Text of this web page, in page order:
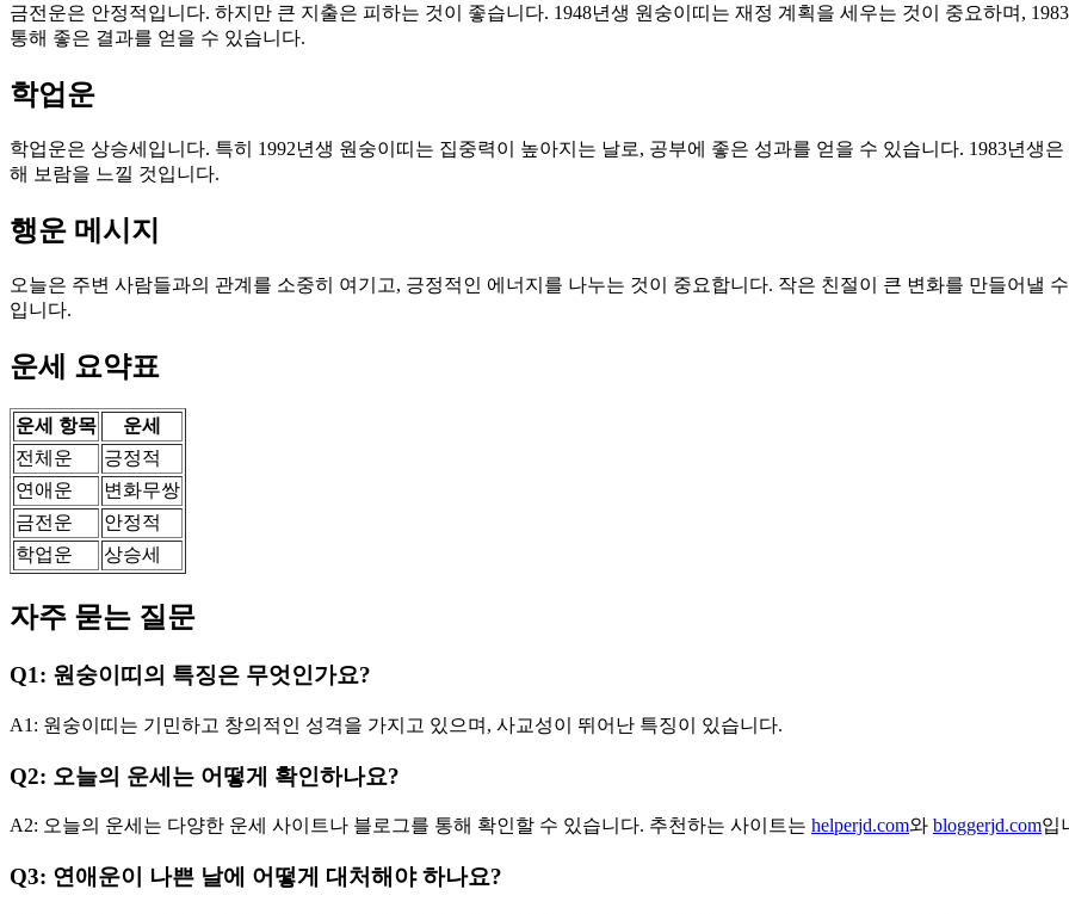
금전운은 안정적입니다. 하지만 큰 지출은 피하는 것이 좋습니다. 1948년생 원숭이띠는 재정 계획을 세우는 것이 중요하며,
통해 좋은 결과를 얻을 수 있습니다.
학업운
학업운은 상승세입니다. 특히 1992년생 원숭이띠는 집중력이 높아지는 날로, 공부에 좋은 성과를 얻을 수 있습니다. 1983년생
해 보람을 느낄 것입니다.
행운 메시지
오늘은 주변 사람들과의 관계를 소중히 여기고, 긍정적인 에너지를 나누는 것이 중요합니다. 작은 친절이 큰 변화를 만들어낼
입니다.
운세 요약표
운세 항목
운세
전체운
긍정적
연애운
변화무쌍
금전운
안정적
학업운
상승세
자주 묻는 질문
Q1: 원숭이띠의 특징은 무엇인가요?
A1: 원숭이띠는 기민하고 창의적인 성격을 가지고 있으며, 사교성이 뛰어난 특징이 있습니다.
Q2: 오늘의 운세는 어떻게 확인하나요?
A2: 오늘의 운세는 다양한 운세 사이트나 블로그를 통해 확인할 수 있습니다. 추천하는 사이트는 helperjd.com와 bloggerjd.com입
Q3: 연애운이 나쁜 날에 어떻게 대처해야 하나요?